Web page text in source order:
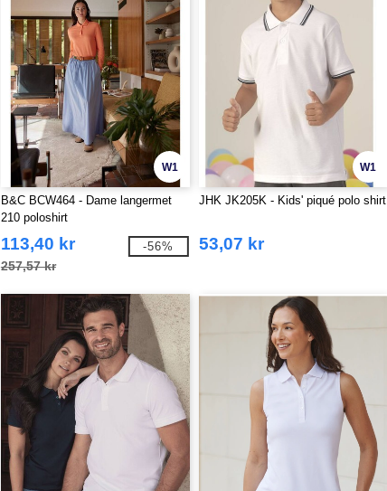
W1
B&C BCW464 - Dame langermet
210 poloshirt
113,40 kr
257,57 kr
-56%
W1
JHK JK205K - Kids' piqué polo shirt
53,07 kr